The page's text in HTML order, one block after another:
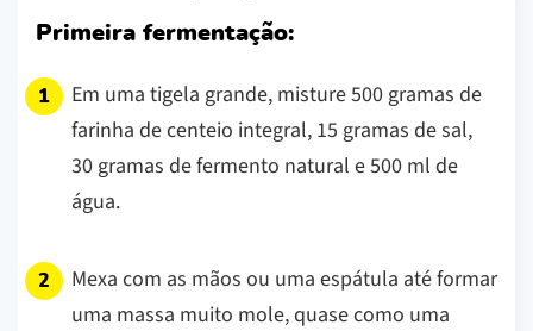
Primeira fermentação:
Em uma tigela grande, misture 500 gramas de
farinha de centeio integral, 15 gramas de sal,
30 gramas de fermento natural e 500 ml de
água.
Mexa com as mãos ou uma espátula até formar
uma massa muito mole, quase como uma